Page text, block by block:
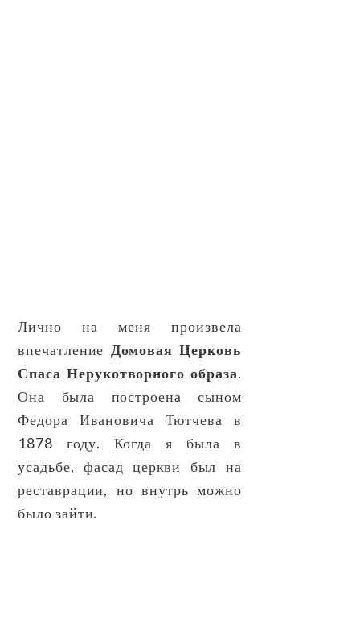
Лично на меня произвела
впечатление Домовая Церковь
Спаса Нерукотворного образа.
Она была построена сыном
Федора Ивановича Тютчева в
1878 году. Когда я была в
усадьбе, фасад церкви был на
реставрации, но внутрь можно
было зайти.